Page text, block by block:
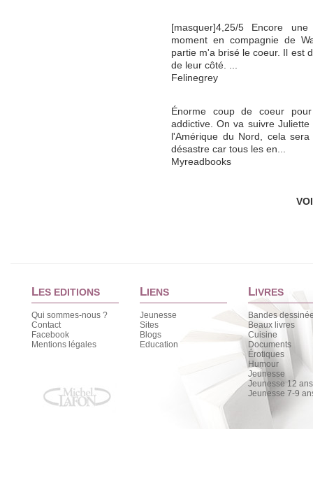
[masquer]4,25/5 Encore
moment en compagnie de
partie m'a brisé le coeur. Il est
de leur côté. ...
Felinegrey
Énorme coup de coeur
addictive. On va suivre
l'Amérique du Nord, cela
désastre car tous les en...
Myreadbooks
LES EDITIONS
Qui sommes-nous ?
Contact
Facebook
Mentions légales
LIENS
Jeunesse
Sites
Blogs
Education
LIVRES
Bandes
Beaux livres
Cuisine
Documents
Érotiques
Humour
Jeunesse
Jeunesse 12
Jeunesse 7-9